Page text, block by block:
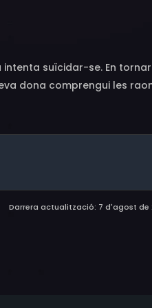
Anne Hegira, Charles
Barry Sullivan, Jim
suïcidar-se. En
dona comprengui les
relació amorosa amb la
vida. A partir d'aquell
i reprèn la relació amb
Darrera actualització: 7 d'agost de